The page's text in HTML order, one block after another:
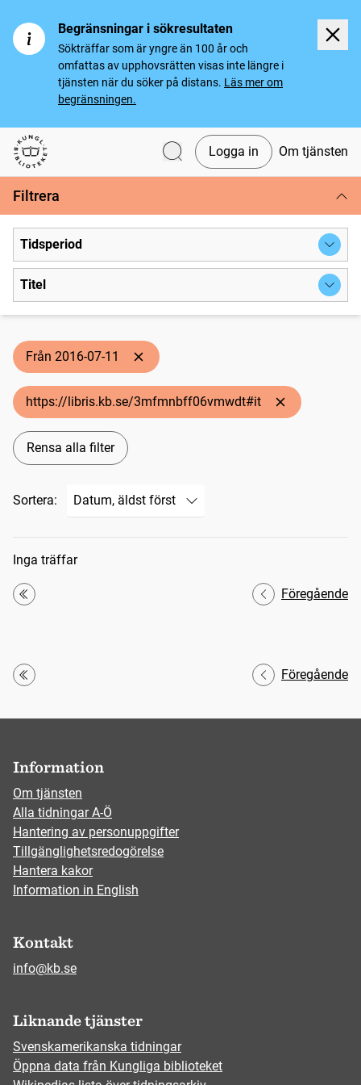
Begränsningar i sökresultaten
Sökträffar som är yngre än 100 år och
omfattas av upphovsrätten visas inte längre i
tjänsten när du söker på distans. Läs mer om
begränsningen.
Svenska tidningar
Logga in Om tjänsten
Filtrera
Tidsperiod
Titel
Från 2016-07-11
https://libris.kb.se/3mfmnbff06vmwdt#it
Rensa alla filter
Sortera:
Sökresultat
Inga träffar
Första
Föregående
Första
Föregående
Information
Om tjänsten
Alla tidningar A-Ö
Hantering av personuppgifter
Tillgänglighetsredogörelse
Hantera kakor
Information in English
Kontakt
info@kb.se
Liknande tjänster
Svenskamerikanska tidningar
Öppna data från Kungliga biblioteket